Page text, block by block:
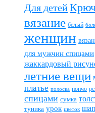
Для детей
вязание белый
женщин
для мужчин спицами
жаккардовый
летние вещи
платье полоска пончо
спицами сумка
туника урок цветок